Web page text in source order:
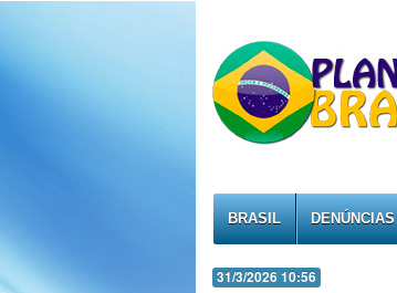
BRASIL DENÚNCIAS
31/3/2026 10:56